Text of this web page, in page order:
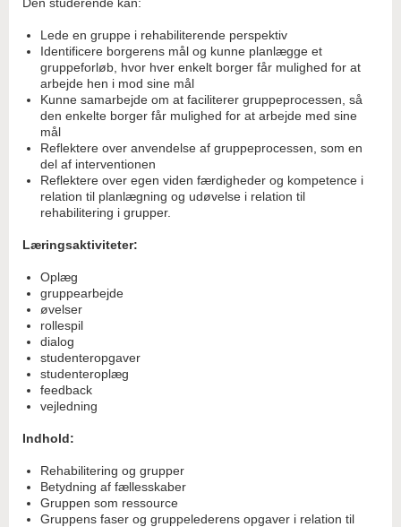
Lede en gruppe i rehabiliterende perspektiv
Identificere borgerens mål og kunne planlægge et
gruppeforløb, hvor hver enkelt borger får mulighed for at
arbejde hen i mod sine mål
Kunne samarbejde om at faciliterer gruppeprocessen, så
den enkelte borger får mulighed for at arbejde med sine
mål
Reflektere over anvendelse af gruppeprocessen, som en
del af interventionen
Reflektere over egen viden færdigheder og kompetence i
relation til planlægning og udøvelse i relation til
rehabilitering i grupper.
Læringsaktiviteter:
Oplæg
gruppearbejde
øvelser
rollespil
dialog
studenteropgaver
studenteroplæg
feedback
vejledning
Indhold:
Rehabilitering og grupper
Betydning af fællesskaber
Gruppen som ressource
Gruppens faser og gruppelederens opgaver i relation til